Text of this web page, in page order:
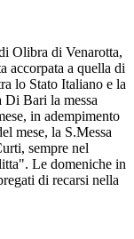
Olibra di Venarotta,
accorpata a quella di
lo Stato Italiano e la
Di Bari la messa
in adempimento
mese, la S.Messa
sempre nel
Le domeniche in
di recarsi nella